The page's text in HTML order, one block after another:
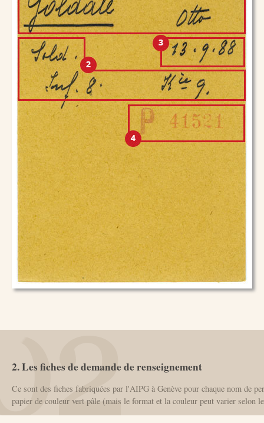
2. Les fiches de demande de renseignement
Ce sont des fiches fabriquées par l'AIPG à Genève pour chaque nom de
papier de couleur vert pâle (mais le format et la couleur peut varier selon